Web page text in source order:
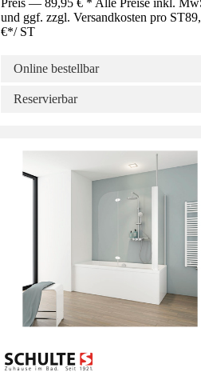
und ggf. zzgl. Versandkosten pro ST
€*/ ST
Online bestellbar
Reservierbar